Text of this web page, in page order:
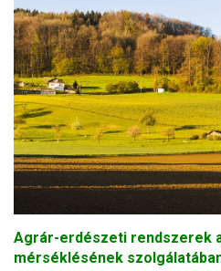
Agrár-erdészeti rendszerek
mérséklésének